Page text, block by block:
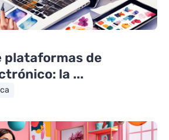
plataformas de
la ...